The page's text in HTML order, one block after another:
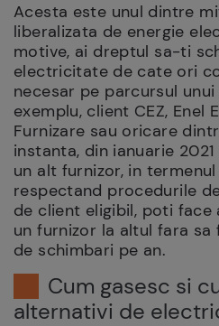
Acesta este unul dintre
liberalizata de energie
motive, ai dreptul sa-ti
electricitate de cate ori
necesar pe parcursul
exemplu, client CEZ, Enel
Furnizare sau oricare
instanta, din ianuarie
un alt furnizor, in termenul
respectand procedurile
de client eligibil, poti
un furnizor la altul fara
de schimbari pe an.
Cum gasesc si
alternativi de